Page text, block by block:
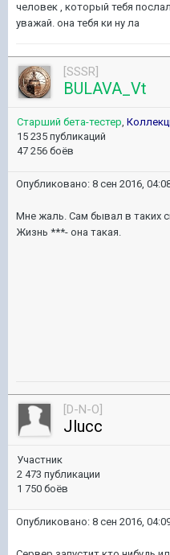
человек , который тебя
уважай. она тебя ки ну ла
[SSSR]
BULAVA_Vt
Старший бета-тестер,
15 235 публикаций
47 256 боёв
Опубликовано: 8 сен 2016,
Мне жаль. Сам бывал в таких
Жизнь ***- она такая.
[D-N-O]
Jlucc
Участник
2 473 публикации
1 750 боёв
Опубликовано: 8 сен 2016,